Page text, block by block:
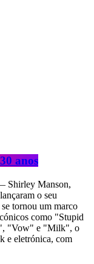
anos
Shirley Manson,
o seu
tornou um marco
como "Stupid
"Vow" e "Milk", o
e eletrónica, com